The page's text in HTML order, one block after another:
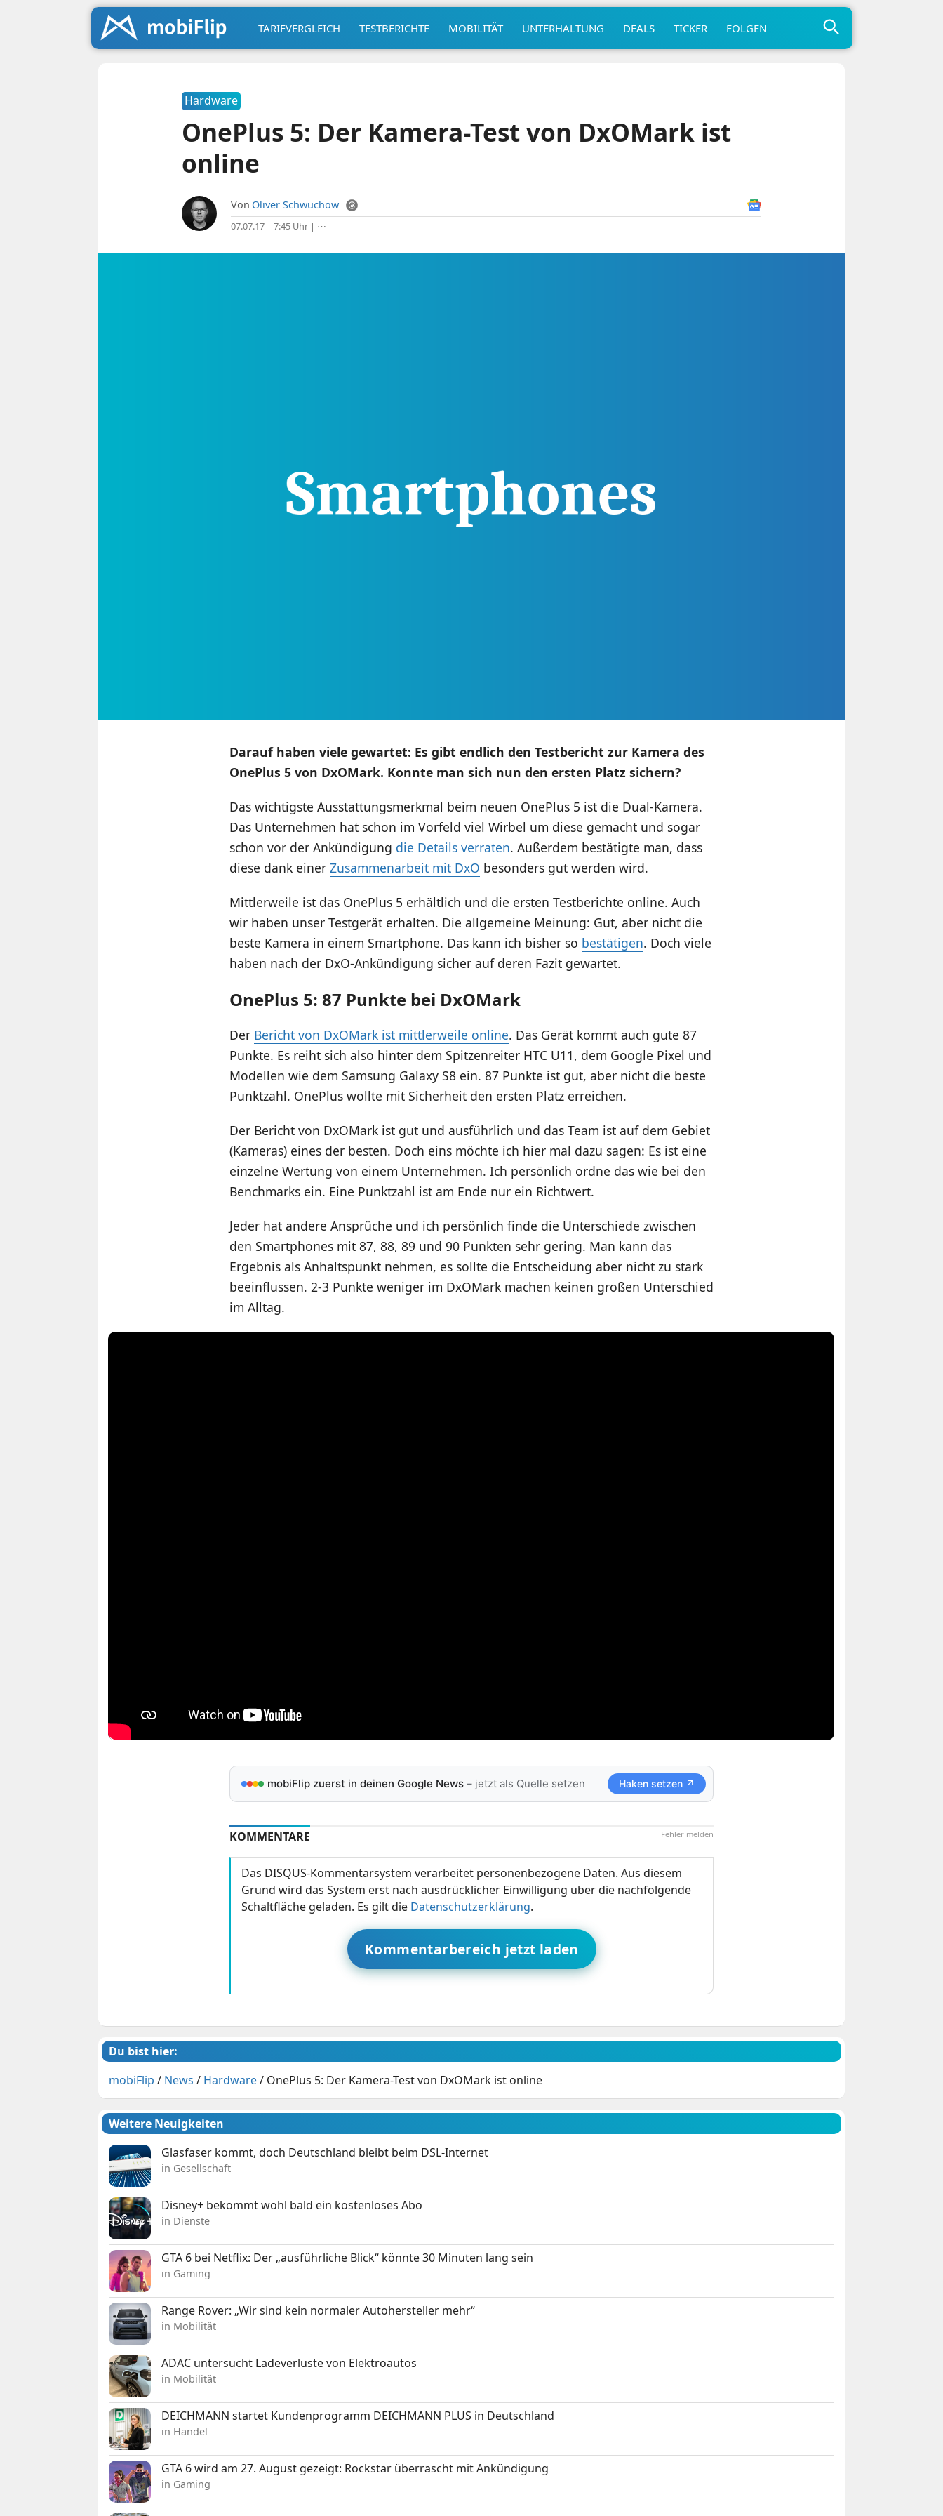
TARIFVERGLEICH TESTBERICHTE MOBILITÄT UNTERHALTUNG DEALS TICKER FOLGEN
Hardware
OnePlus 5: Der Kamera-Test von DxOMark ist
online
Von Oliver Schwuchow
07.07.17 | 7:45 Uhr| ⋯
Darauf haben viele gewartet: Es gibt endlich den Testbericht zur Kamera des
OnePlus 5 von DxOMark. Konnte man sich nun den ersten Platz sichern?
Das wichtigste Ausstattungsmerkmal beim neuen OnePlus 5 ist die Dual-Kamera.
Das Unternehmen hat schon im Vorfeld viel Wirbel um diese gemacht und sogar
schon vor der Ankündigung die Details verraten. Außerdem bestätigte man, dass
diese dank einer Zusammenarbeit mit DxO besonders gut werden wird.
Mittlerweile ist das OnePlus 5 erhältlich und die ersten Testberichte online. Auch
wir haben unser Testgerät erhalten. Die allgemeine Meinung: Gut, aber nicht die
beste Kamera in einem Smartphone. Das kann ich bisher so bestätigen. Doch viele
haben nach der DxO-Ankündigung sicher auf deren Fazit gewartet.
OnePlus 5: 87 Punkte bei DxOMark
Der Bericht von DxOMark ist mittlerweile online. Das Gerät kommt auch gute 87
Punkte. Es reiht sich also hinter dem Spitzenreiter HTC U11, dem Google Pixel und
Modellen wie dem Samsung Galaxy S8 ein. 87 Punkte ist gut, aber nicht die beste
Punktzahl. OnePlus wollte mit Sicherheit den ersten Platz erreichen.
Der Bericht von DxOMark ist gut und ausführlich und das Team ist auf dem Gebiet
(Kameras) eines der besten. Doch eins möchte ich hier mal dazu sagen: Es ist eine
einzelne Wertung von einem Unternehmen. Ich persönlich ordne das wie bei den
Benchmarks ein. Eine Punktzahl ist am Ende nur ein Richtwert.
Jeder hat andere Ansprüche und ich persönlich finde die Unterschiede zwischen
den Smartphones mit 87, 88, 89 und 90 Punkten sehr gering. Man kann das
Ergebnis als Anhaltspunkt nehmen, es sollte die Entscheidung aber nicht zu stark
beeinflussen. 2-3 Punkte weniger im DxOMark machen keinen großen Unterschied
im Alltag.
mobiFlip zuerst in deinen Google News– jetzt als Quelle setzen Haken setzen ↗
Fehler melden
KOMMENTARE
Das DISQUS-Kommentarsystem verarbeitet personenbezogene Daten. Aus diesem
Grund wird das System erst nach ausdrücklicher Einwilligung über die nachfolgende
Schaltfläche geladen. Es gilt die Datenschutzerklärung.
Kommentarbereich jetzt laden
Du bist hier:
mobiFlip / News / Hardware/ OnePlus 5: Der Kamera-Test von DxOMark ist online
Weitere Neuigkeiten
Glasfaser kommt, doch Deutschland bleibt beim DSL-Internet
in Gesellschaft
Disney+ bekommt wohl bald ein kostenloses Abo
in Dienste
GTA 6 bei Netflix: Der „ausführliche Blick“ könnte 30 Minuten lang sein
in Gaming
Range Rover: „Wir sind kein normaler Autohersteller mehr“
in Mobilität
ADAC untersucht Ladeverluste von Elektroautos
in Mobilität
DEICHMANN startet Kundenprogramm DEICHMANN PLUS in Deutschland
in Handel
GTA 6 wird am 27. August gezeigt: Rockstar überrascht mit Ankündigung
in Gaming